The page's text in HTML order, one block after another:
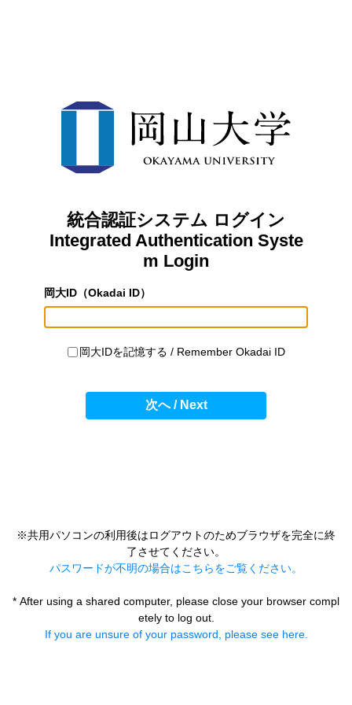
統合認証システム ログイン
Integrated Authentication Syste
m Login
岡大ID（Okadai ID）
岡大IDを記憶する / Remember Okadai ID
次へ / Next
※共用パソコンの利用後はログアウトのためブラウザを完全に終
了させてください。
パスワードが不明の場合はこちらをご覧ください。
* After using a shared computer, please close your browser compl
etely to log out.
If you are unsure of your password, please see here.